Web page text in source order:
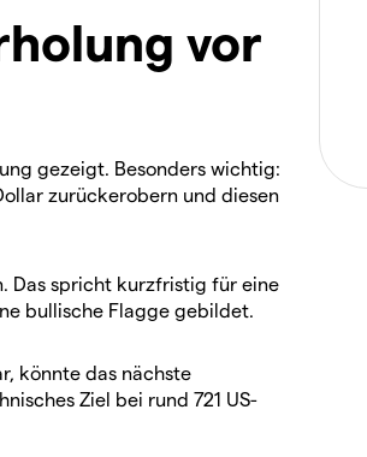
vor
gezeigt. Besonders wichtig:
zurückerobern und diesen
Das spricht kurzfristig für eine
bullische Flagge gebildet.
könnte das nächste
Ziel bei rund 721 US-